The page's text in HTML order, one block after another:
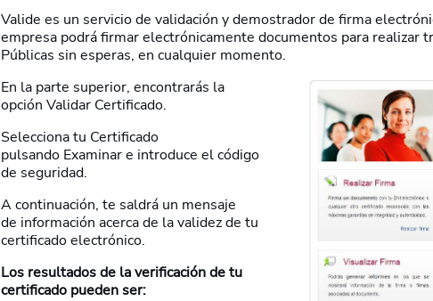
Valide es un servicio de validación y demostrador de firma
empresa podrá firmar electrónicamente documentos para realizar
Públicas sin esperas, en cualquier momento.
En la parte superior, encontrarás la
opción Validar Certificado.
Selecciona tu Certificado
pulsando Examinar e introduce el código
de seguridad.
A continuación, te saldrá un mensaje
de información acerca de la validez de tu
certificado electrónico.
Los resultados de la verificación de tu
certificado pueden ser: